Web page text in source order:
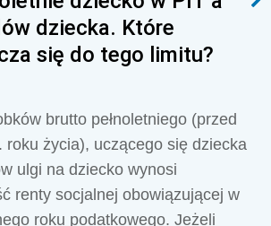
dziecka. Które
się do tego limitu?
brutto pełnoletniego (przed
roku życia), uczącego się dziecka
ulgi na dziecko wynosi
renty socjalnej obowiązującej w
roku podatkowego. Jeżeli